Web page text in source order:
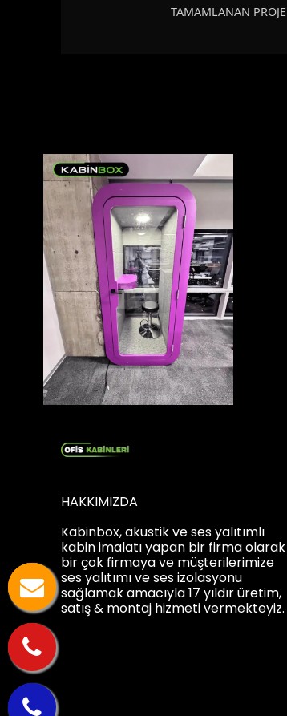
TAMAMLANAN PROJE
HAKKIMIZDA
Kabinbox, akustik ve ses yalıtımlı
kabin imalatı yapan bir firma olarak
bir çok firmaya ve müşterilerimize
ses yalıtımı ve ses izolasyonu
sağlamak amacıyla 17 yıldır üretim,
satış & montaj hizmeti vermekteyiz.